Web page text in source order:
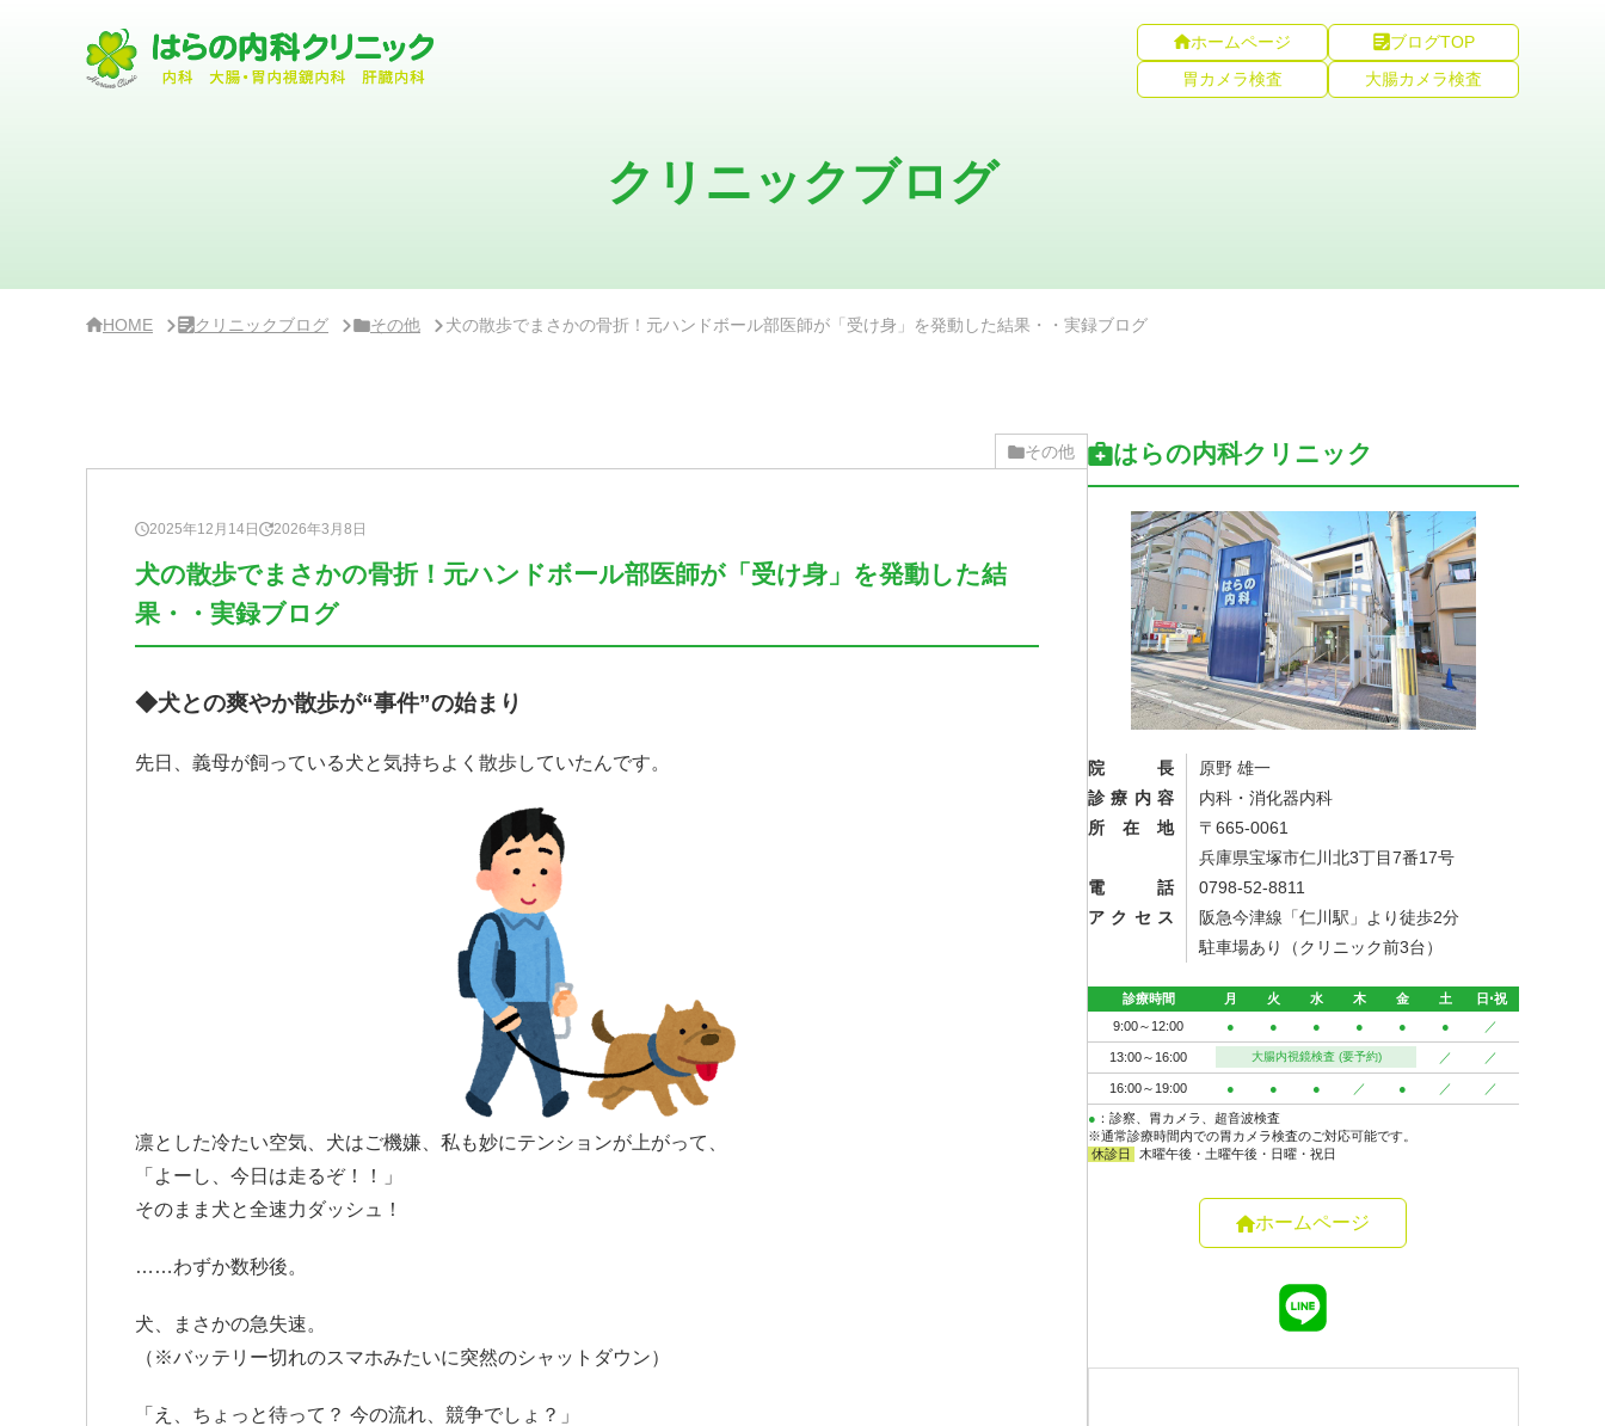
ホームページ
ブログTOP
胃カメラ検査
大腸カメラ検査
クリニックブログ
HOME クリニックブログ その他 犬の散歩でまさかの骨折！元ハンドボール部医師が「受け身」を発動した結果・・実録ブログ
その他
2025年12月14日 2026年3月8日
犬の散歩でまさかの骨折！元ハンドボール部医師が「受け身」を発動した結
果・・実録ブログ
◆犬との爽やか散歩が“事件”の始まり
先日、義母が飼っている犬と気持ちよく散歩していたんです。
凛とした冷たい空気、犬はご機嫌、私も妙にテンションが上がって、
「よーし、今日は走るぞ！！」
そのまま犬と全速力ダッシュ！
……わずか数秒後。
犬、まさかの急失速。
（※バッテリー切れのスマホみたいに突然のシャットダウン）
「え、ちょっと待って？ 今の流れ、競争でしょ？」
はらの内科クリニック
院長
原野 雄一
診療内容
内科・消化器内科
所在地
〒665-0061
兵庫県宝塚市仁川北3丁目7番17号
電話
0798-52-8811
アクセス
阪急今津線「仁川駅」より徒歩2分
駐車場あり（クリニック前3台）
ホームページ